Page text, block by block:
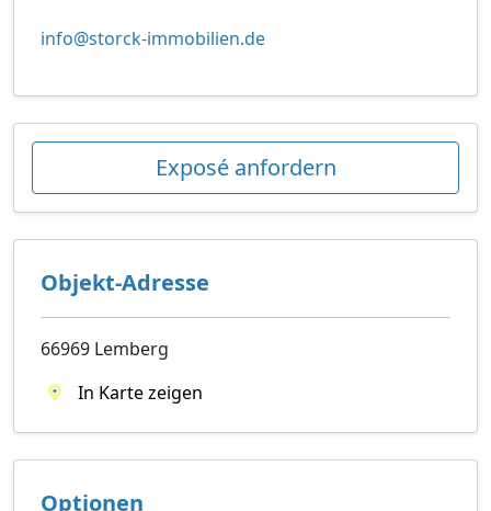
info@storck-immobilien.de
Exposé anfordern
Objekt-Adresse
66969 Lemberg
In Karte zeigen
Optionen